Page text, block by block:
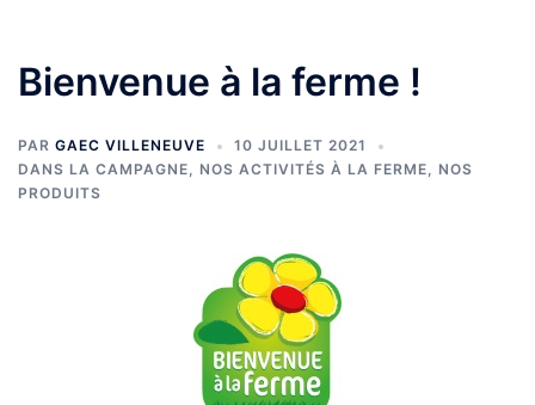
Bienvenue à la ferme !
PAR GAEC VILLENEUVE
10 JUILLET 2021
DANS LA CAMPAGNE, NOS ACTIVITÉS À LA FERME, NOS
PRODUITS